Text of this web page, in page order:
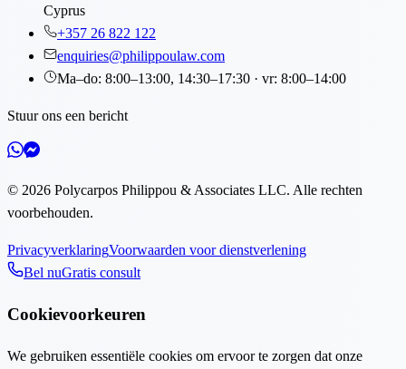
Cyprus
+357 26 822 122
enquiries@philippoulaw.com
Ma–do: 8:00–13:00, 14:30–17:30 · vr: 8:00–14:00
Stuur ons een bericht
© 2026 Polycarpos Philippou & Associates LLC. Alle rechten
voorbehouden.
PrivacyverklaringVoorwaarden voor dienstverlening
Bel nuGratis consult
Cookievoorkeuren
We gebruiken essentiële cookies om ervoor te zorgen dat onze